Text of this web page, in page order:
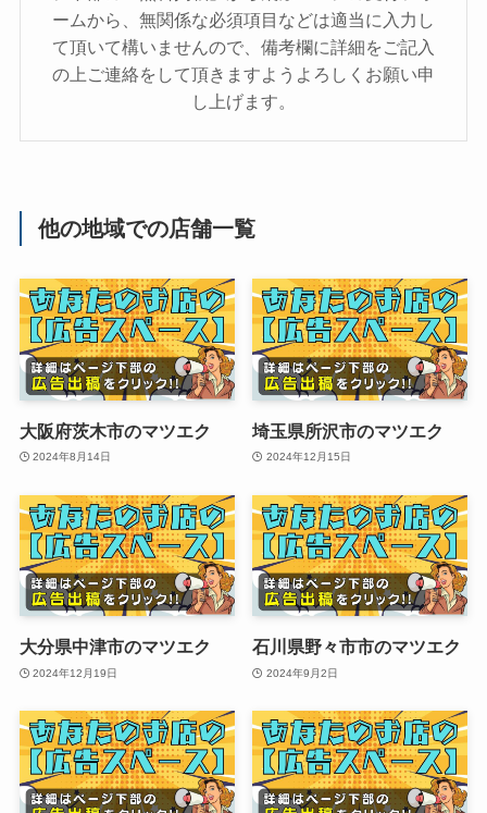
ームから、無関係な必須項目などは適当に入力し
て頂いて構いませんので、備考欄に詳細をご記入
の上ご連絡をして頂きますようよろしくお願い申
し上げます。
他の地域での店舗一覧
大阪府茨木市のマツエク
2024年8月14日
埼玉県所沢市のマツエク
2024年12月15日
大分県中津市のマツエク
2024年12月19日
石川県野々市市のマツエク
2024年9月2日